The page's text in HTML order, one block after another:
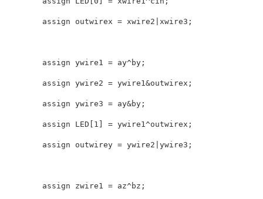
        assign outwirex = xwire2|xwire3;
        assign ywire1 = ay^by;
        assign ywire2 = ywire1&outwirex;
        assign ywire3 = ay&by;
        assign LED[1] = ywire1^outwirex;
        assign outwirey = ywire2|ywire3;
        assign zwire1 = az^bz;